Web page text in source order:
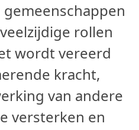
rollen
wordt vereerd
kracht,
van andere
versterken en